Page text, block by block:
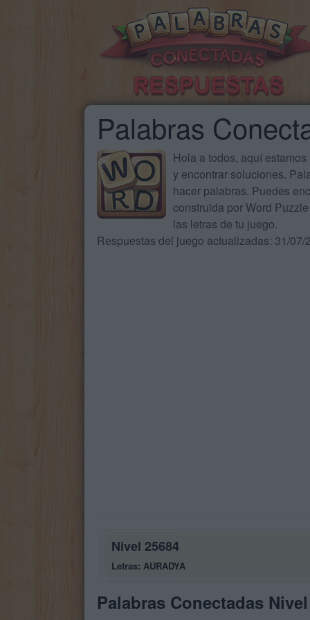
Palabras
Hola a todos, aquí
y encontrar soluciones.
hacer palabras. Puedes
construida por Word
las letras de tu juego.
Respuestas del juego actualizadas: 31/07/
Nivel 25684
Letras: AURADYA
Palabras Conectadas